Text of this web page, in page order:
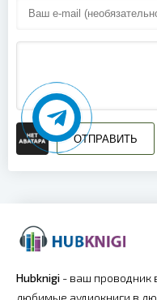
ОТПРАВИТЬ
Hubknigi - ваш проводник
любимые аудиокниги в